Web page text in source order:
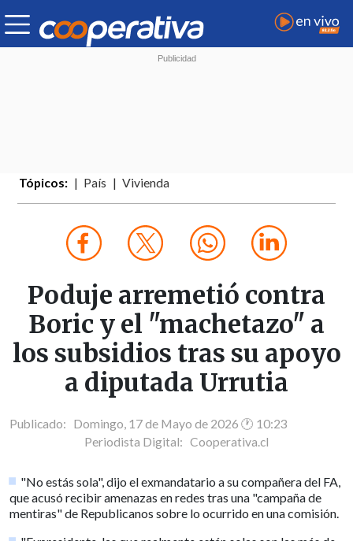
Tópicos: País Vivienda
Poduje arremetió contra
Boric y el "machetazo" a
los subsidios tras su apoyo
a diputada Urrutia
Publicado: Domingo, 17 de Mayo de 2026 🕐 10:23
Periodista Digital: Cooperativa.cl
"No estás sola", dijo el exmandatario a su compañera del FA,
que acusó recibir amenazas en redes tras una "campaña de
mentiras" de Republicanos sobre lo ocurrido en una comisión.